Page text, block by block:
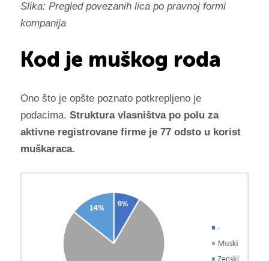
Slika: Pregled povezanih lica po pravnoj formi
kompanija
Kod je muškog roda
Ono što je opšte poznato potkrepljeno je
podacima. Struktura vlasništva po polu za
aktivne registrovane firme je 77 odsto u korist
muškaraca.